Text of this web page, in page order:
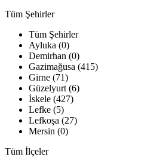
Tüm Şehirler
Tüm Şehirler
Ayluka (0)
Demirhan (0)
Gazimağusa (415)
Girne (71)
Güzelyurt (6)
İskele (427)
Lefke (5)
Lefkoşa (27)
Mersin (0)
Tüm İlçeler